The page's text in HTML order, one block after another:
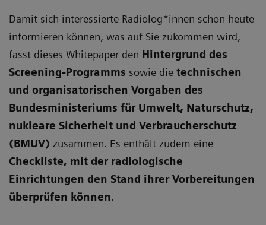
Damit sich interessierte Radiolog*innen schon heute
informieren können, was auf Sie zukommen wird,
fasst dieses Whitepaper den Hintergrund des
Screening-Programms sowie die technischen
und organisatorischen Vorgaben des
Bundesministeriums für Umwelt, Naturschutz,
nukleare Sicherheit und Verbraucherschutz
(BMUV) zusammen. Es enthält zudem eine
Checkliste, mit der radiologische
Einrichtungen den Stand ihrer Vorbereitungen
überprüfen können.